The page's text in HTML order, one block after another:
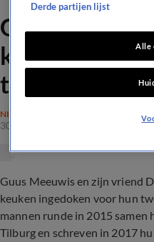
Guus en Dick
kookboek
te likken
NIEUWS
30 okt 2018, 19:30
Guus Meeuwis en zijn vriend
keuken ingedoken voor hun
mannen runde in 2015
Tilburg en schreven in 2017
Derde partijen lijst
Alle